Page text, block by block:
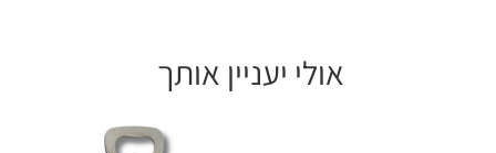
אולי יעניין אותך